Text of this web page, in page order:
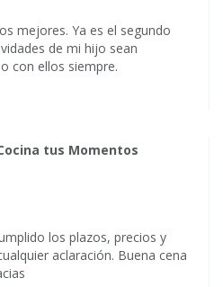
mejores. Ya es el segundo
de mi hijo sean
con ellos siempre.
tus Momentos
los plazos, precios y
aclaración. Buena cena